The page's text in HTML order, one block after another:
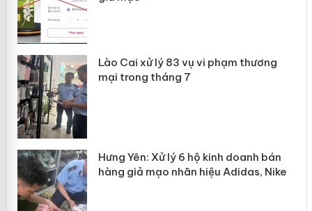
Lào Cai xử lý 83 vụ vi phạm thương
mại trong tháng 7
Hưng Yên: Xử lý 6 hộ kinh doanh bán
hàng giả mạo nhãn hiệu Adidas, Nike